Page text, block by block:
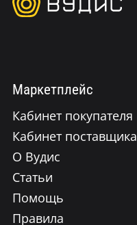
Маркетплейс
Кабинет покупателя
Кабинет поставщика
О Вудис
Статьи
Помощь
Правила